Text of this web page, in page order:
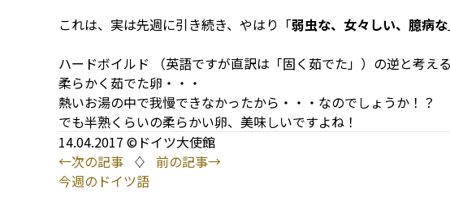
これは、実は先週に引き続き、やはり「弱虫な、女々しい、臆病な
ハードボイルド （英語ですが直訳は「固く茹でた」）の逆と考え
柔らかく茹でた卵・・・
熱いお湯の中で我慢できなかったから・・・なのでしょうか！？
でも半熟くらいの柔らかい卵、美味しいですよね！
14.04.2017 ©ドイツ大使館
←次の記事 ♢ 前の記事→
今週のドイツ語